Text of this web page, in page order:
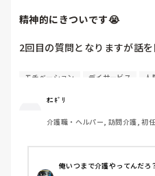
精神的にきついです😭
2回目の質問となりますが話を
4月から約1週間たち、仕事も
「お前邪魔」「お前がやれよ
モチベーション デイサービス 人
ｵﾆｷﾞﾘ
介護職・ヘルパー, 訪問介護, 初
俺いつまで介護やってんだろ